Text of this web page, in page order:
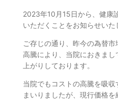
2023年10月15日から、健康
いただくことをお知らせいた
ご存じの通り、昨今の為替
高騰により、当院におきま
上がりしております。
当院でもコストの高騰を吸
まいりましたが、現行価格